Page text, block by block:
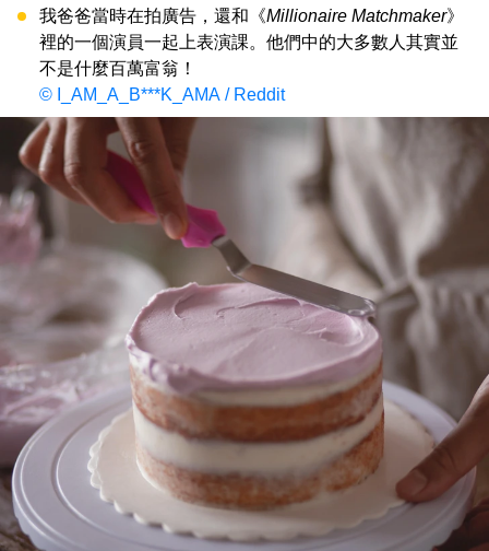
我爸爸當時在拍廣告，還和《Millionaire Matchmaker》
裡的一個演員一起上表演課。他們中的大多數人其實並
不是什麼百萬富翁！
© I_AM_A_B***K_AMA / Reddit